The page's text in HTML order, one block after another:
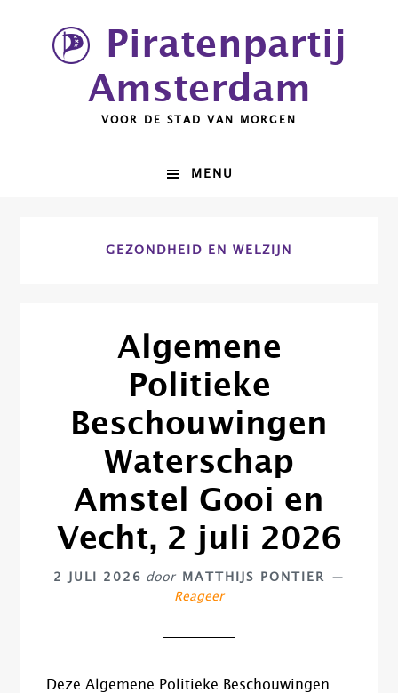
hoofdnavigatie
Piratenpartij
Amsterdam
VOOR DE STAD VAN MORGEN
MENU
GEZONDHEID EN WELZIJN
Algemene
Politieke
Beschouwingen
Waterschap
Amstel Gooi en
Vecht, 2 juli 2026
2 JULI 2026 door MATTHIJS PONTIER
Reageer
Deze Algemene Politieke Beschouwingen